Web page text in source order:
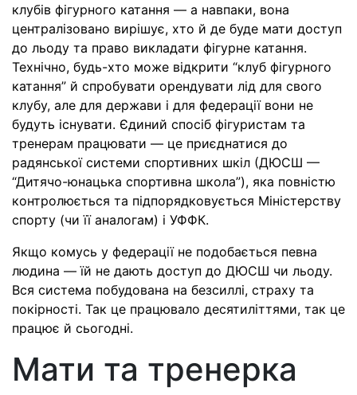
клубів фігурного катання — а навпаки, вона
централізовано вирішує, хто й де буде мати доступ
до льоду та право викладати фігурне катання.
Технічно, будь-хто може відкрити “клуб фігурного
катання” й спробувати орендувати лід для свого
клубу, але для держави і для федерації вони не
будуть існувати. Єдиний спосіб фігуристам та
тренерам працювати — це приєднатися до
радянської системи спортивних шкіл (ДЮСШ —
“Дитячо-юнацька спортивна школа”), яка повністю
контролюється та підпорядковується Міністерству
спорту (чи її аналогам) і УФФК.
Якщо комусь у федерації не подобається певна
людина — їй не дають доступ до ДЮСШ чи льоду.
Вся система побудована на безсиллі, страху та
покірності. Так це працювало десятиліттями, так це
працює й сьогодні.
Мати та тренерка